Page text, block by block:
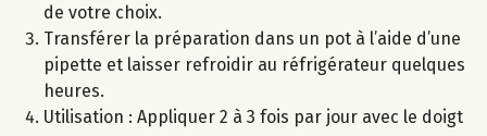
de votre choix.
Transférer la préparation dans un pot à l’aide d’une
pipette et laisser refroidir au réfrigérateur quelques
heures.
Utilisation : Appliquer 2 à 3 fois par jour avec le doigt